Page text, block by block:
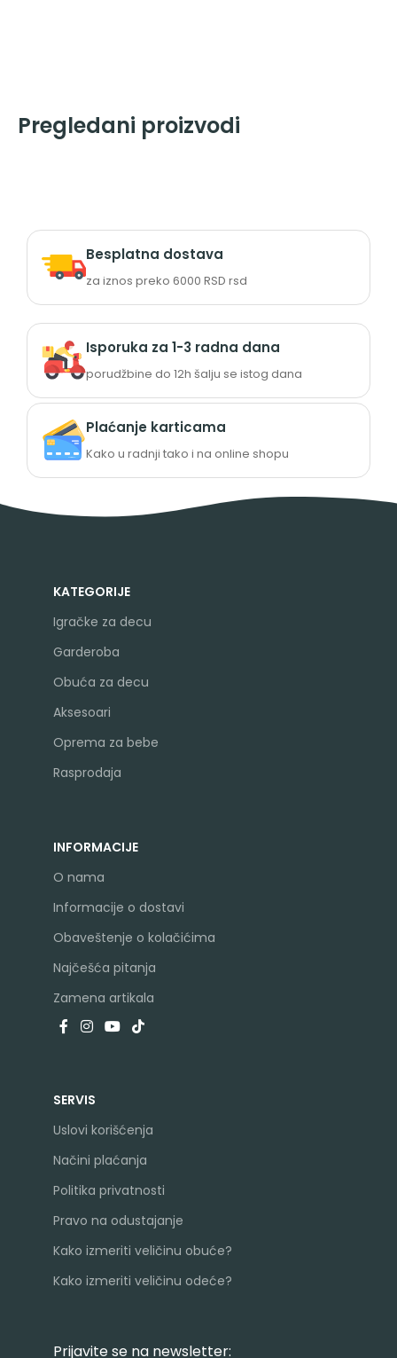
Pregledani proizvodi
Besplatna dostava
za iznos preko 6000 RSD rsd
Isporuka za 1-3 radna dana
porudžbine do 12h šalju se istog dana
Plaćanje karticama
Kako u radnji tako i na online shopu
KATEGORIJE
Igračke za decu
Garderoba
Obuća za decu
Aksesoari
Oprema za bebe
Rasprodaja
INFORMACIJE
O nama
Informacije o dostavi
Obaveštenje o kolačićima
Najčešća pitanja
Zamena artikala
SERVIS
Uslovi korišćenja
Načini plaćanja
Politika privatnosti
Pravo na odustajanje
Kako izmeriti veličinu obuće?
Kako izmeriti veličinu odeće?
Prijavite se na newsletter: